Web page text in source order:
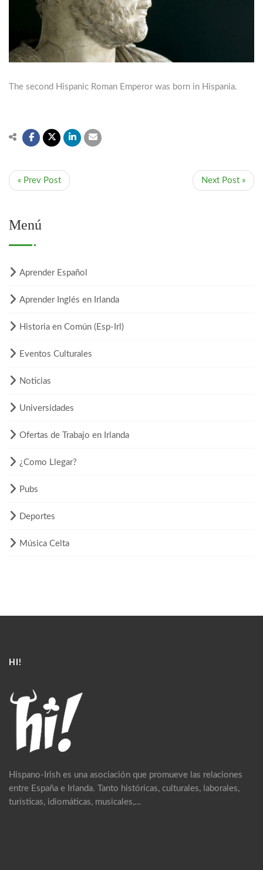
The second Hispanic Roman Emperor was born in Hispania.
« Prev Post Next Post »
Menú
Aprender Español
Aprender Inglés en Irlanda
Historia en Común (Esp-Irl)
Eventos Culturales
Noticias
Universidades
Ofertas de Trabajo en Irlanda
¿Como Llegar?
Pubs
Deportes
Música Celta
HI!
Hispano-Irish es una asociación que promueve las relaciones
entre España e Irlanda. Tanto históricas, culturales, laborales,
turísticas, idiomáticas, musicales,…